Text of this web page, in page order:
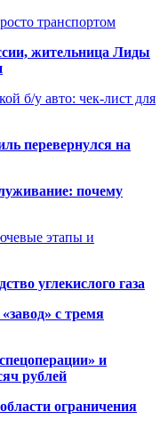
транспортом
жительница Лиды
б/у авто: чек-лист для
перевернулся на
почему
этапы и
углекислого газа
с тремя
и
рублей
ограничения